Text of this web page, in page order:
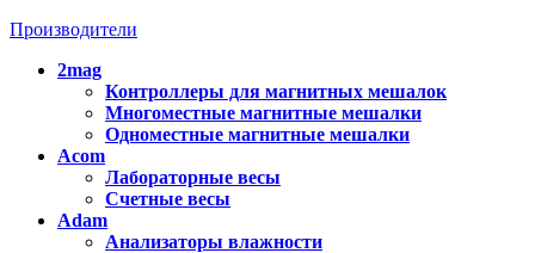
Производители
2mag
Контроллеры для магнитных мешалок
Многоместные магнитные мешалки
Одноместные магнитные мешалки
Acom
Лабораторные весы
Счетные весы
Adam
Анализаторы влажности